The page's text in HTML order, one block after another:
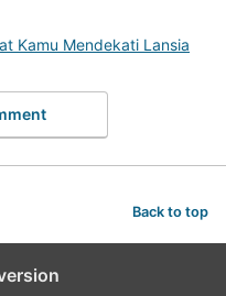
Kamu Mendekati Lansia
Back to top